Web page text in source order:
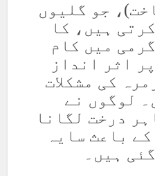
جو گلیوں
ہیں، کا
میں کام
اثر انداز
کی مشکلات
لوگوں نے
درخت لگانا
باعث سایہ
ہیں۔